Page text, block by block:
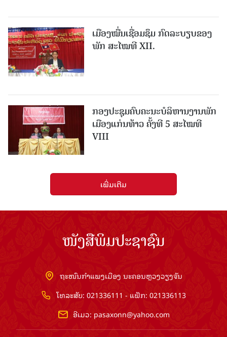
ເມືອງ​ໝື່ນເຊື່ອມຊຶມ ກົດລະບຽບຂອງ
ພັກ ສະໄໝທີ XII.
ກອງປະຊຸມຄົບຄະນະບໍລິຫານງານພັກ
ເມືອງແກ່ນ​ທ້າວ ຄັ້ງທີ 5 ສະໄໝທີ
VIII
ເພີ່ມເຕີມ
ໜັງສືພິມປະຊາຊົນ
ຖະໜົນກຳແພງເມືອງ ນະຄອນຫຼວງວຽງຈັນ
ໂທລະສັບ: 021336111 - ແຟັກ: 021336113
ອີເມວ: pasaxonn@yahoo.com